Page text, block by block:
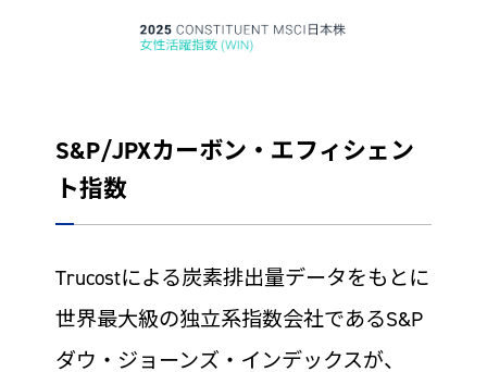
S&P/JPXカーボン・エフィシェン
ト指数
Trucostによる炭素排出量データをもとに
世界最大級の独立系指数会社であるS&P
ダウ・ジョーンズ・インデックスが、